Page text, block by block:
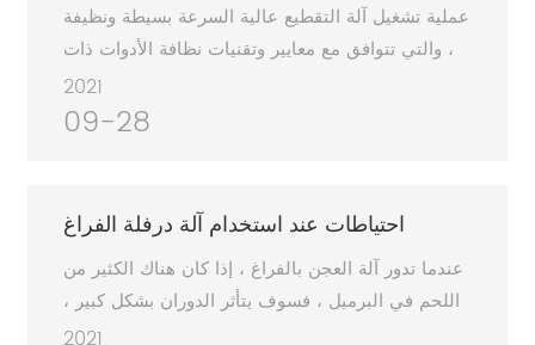
عملية تشغيل آلة التقطيع عالية السرعة بسيطة ونظيفة
، والتي تتوافق مع معايير وتقنيات نظافة الأدوات ذات
الصلة ، كما أنها تلبي احتياجات عملية الإنتاج والتشغيل
لمصنع معالجة اللحوم.
2021
09-28
احتياطات عند استخدام آلة درفلة الفراغ
عندما تدور آلة العجن بالفراغ ، إذا كان هناك الكثير من
اللحم في البرميل ، فسوف يتأثر الدوران بشكل كبير ،
وسيكون التقليب غير متساوٍ. سيزداد ، يوصى بتقلب
2021